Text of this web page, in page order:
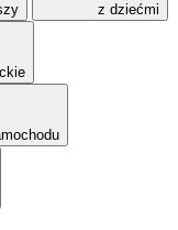
z dziećmi